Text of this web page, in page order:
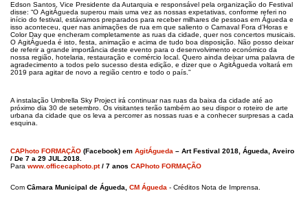
Edson Santos, Vice Presidente da Autarquia e responsável pela organização do Festival
disse: “O AgitÁgueda superou mais uma vez as nossas expetativas, conforme referi no
início do festival, estávamos preparados para receber milhares de pessoas em Águeda e
isso aconteceu, quer nas animações de rua em que saliento o Carnaval Fora d’Horas e
Color Day que encheram completamente as ruas da cidade, quer nos concertos musicais.
O AgitÁgueda é isto, festa, animação e acima de tudo boa disposição. Não posso deixar
de referir a grande importância deste evento para o desenvolvimento económico da
nossa região, hotelaria, restauração e comércio local. Quero ainda deixar uma palavra de
agradecimento a todos pelo sucesso desta edição, e dizer que o AgitÁgueda voltará em
2019 para agitar de novo a região centro e todo o país.”
A instalação Umbrella Sky Project irá continuar nas ruas da baixa da cidade até ao
próximo dia 30 de setembro. Os visitantes terão também ao seu dispor o roteiro de arte
urbana da cidade que os leva a percorrer as nossas ruas e a conhecer surpresas a cada
esquina.
CAPhoto FORMAÇÃO (Facebook) em AgitÁgueda – Art Festival 2018, Águeda, Aveiro
/ De 7 a 29 JUL.2018.
Para www.officecaphoto.pt/ 7 anos CAPhoto FORMAÇÃO
Com Câmara Municipal de Águeda, CM Águeda - Créditos Nota de Imprensa.